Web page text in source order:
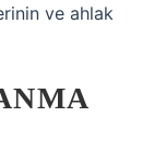
ve ahlak